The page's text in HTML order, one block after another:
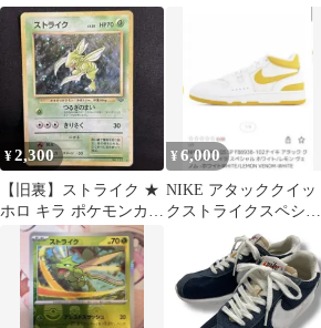
¥2,300
【旧裏】ストライク ★
ホロ キラ ポケモンカー
ド ジャングル
¥6,000
NIKE アタッククイッ
クストライクスペシャ
ルホワイト/レモンヴェ
ノム30cm